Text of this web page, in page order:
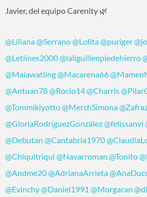
Javier, del equipo Carenity 🌿
@Liliana@Serrano@Lolita@puriger
@Letiines2000@laliguillenpiedehierro
@Maiawatling@Macarena66
@Antuan78@Rocio14@Charris
@Tommikiyotto@MerchSimona
@GloriaRodríguezGonzález@felissanvi
@Debutan @Cantabria1970
@Chiquitriqui @Navarroman @Tonito
@Andme20@AdrianaArrieta
@Evinchy@Daniel1991 @Morgaran